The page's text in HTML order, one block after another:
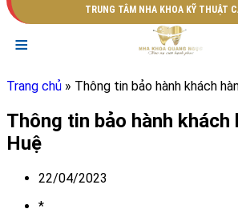
TRUNG TÂM NHA KHOA KỸ THUẬT
≡
Trang chủ » Thông tin bảo hành khách
Thông tin bảo hành khách
Huệ
22/04/2023
*